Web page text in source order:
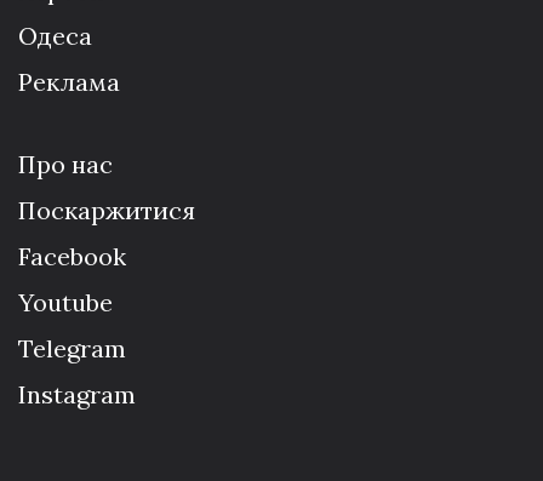
Одеса
Реклама
Про нас
Поскаржитися
Facebook
Youtube
Telegram
Instagram